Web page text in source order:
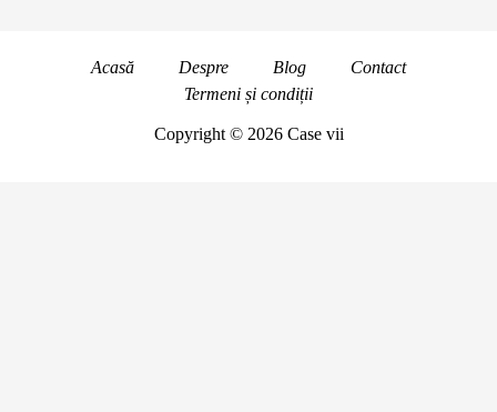
Acasă Despre Blog
Contact
Termeni și condiții
Copyright © 2026 Case vii